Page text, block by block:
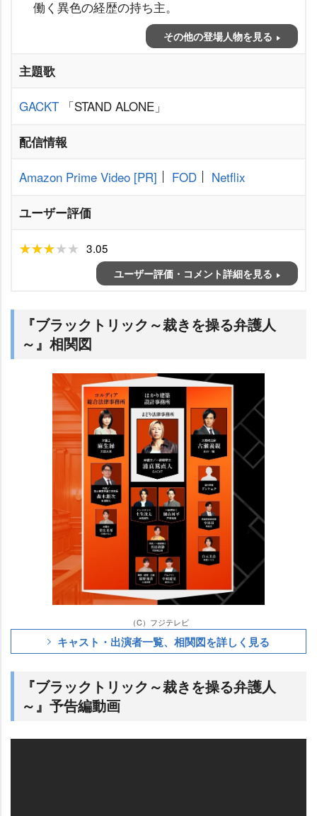
働く異色の経歴の持ち主。
その他の登場人物を見る
主題歌
GACKT 「STAND ALONE」
配信情報
Amazon Prime Video [PR] FOD Netflix
ユーザー評価
3.05
ユーザー評価・コメント詳細を見る
『ブラックトリック～裁きを操る弁護人
～』相関図
（C）フジテレビ
キャスト・出演者一覧、相関図を詳しく見る
『ブラックトリック～裁きを操る弁護人
～』予告編動画